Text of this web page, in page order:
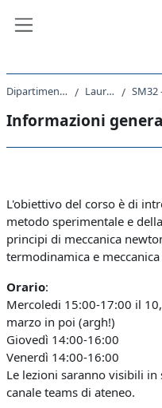
Dipartimento di Matematica e Geoscienze Laurea triennale (DM270)
Informazioni
L'obiettivo del corso è di
metodo sperimentale e
principi di meccanica
termodinamica e
Orario:
Mercoledi 15:00-17:00 il
marzo in poi (argh!)
Giovedì 14:00-16:00
Venerdì 14:00-16:00
Le lezioni saranno visibili
canale teams di ateneo.